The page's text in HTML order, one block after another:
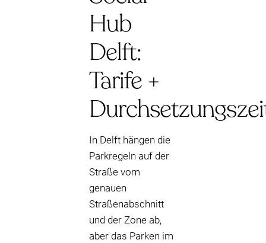
Hub
Delft:
Tarife +
In Delft hängen die
Parkregeln auf der
Straße vom
genauen
Straßenabschnitt
und der Zone ab,
aber das Parken im